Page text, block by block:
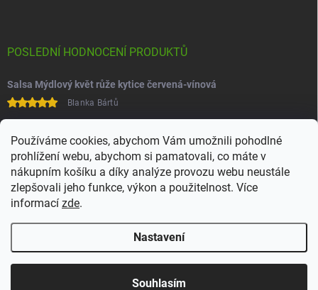
Používáme cookies, abychom Vám umožnili pohodlné
prohlížení webu, abychom si pamatovali, co máte v
nákupním košíku a díky analýze provozu webu neustále
zlepšovali jeho funkce, výkon a použitelnost. Více
informací zde.
Nastavení
Souhlasím
POSLEDNÍ HODNOCENÍ PRODUKTŮ
Salsa Mýdlový květ růže kytice červená-vínová
Blanka Bártů
Copyright 2026Juchoo. Všechna práva vyhrazena.Upravit nastavení
cookies